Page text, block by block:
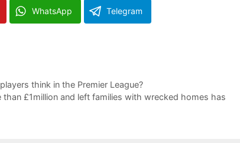
WhatsApp Telegram
think in the Premier League?
£1million and left families with wrecked homes has